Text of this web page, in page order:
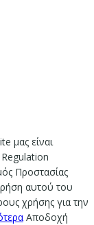
μας είναι
Προστασίας
αυτού του
χρήσης για την
Αποδοχή